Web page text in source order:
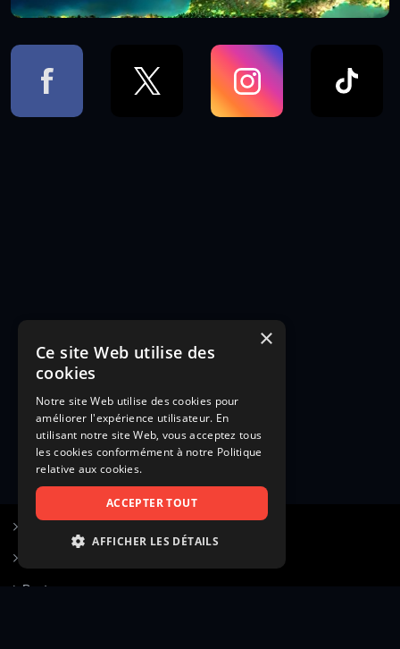
Poster une annonce
×
Ce site Web utilise des
cookies
Notre site Web utilise des cookies pour
améliorer l'expérience utilisateur. En
utilisant notre site Web, vous acceptez tous
les cookies conformément à notre Politique
relative aux cookies.
ACCEPTER TOUT
AFFICHER LES DÉTAILS